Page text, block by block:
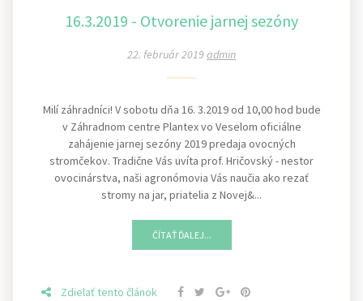
16.3.2019 - Otvorenie jarnej sezóny
22. február 2019admin
Milí záhradníci! V sobotu dňa 16. 3.2019 od 10,00 hod bude
v Záhradnom centre Plantex vo Veselom oficiálne
zahájenie jarnej sezóny 2019 predaja ovocných
stromčekov. Tradične Vás uvíta prof. Hričovský - nestor
ovocinárstva, naši agronómovia Vás naučia ako rezať
stromy na jar, priatelia z Novej&...
ČÍTAŤ ĎALEJ...
Zdielať tento článok